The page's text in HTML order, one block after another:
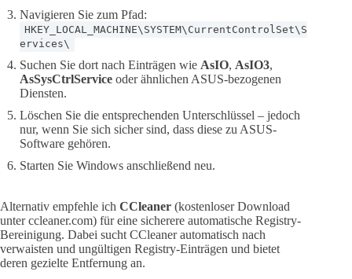
Navigieren Sie zum Pfad:
HKEY_LOCAL_MACHINE\SYSTEM\CurrentControlSet\S
ervices\
Suchen Sie dort nach Einträgen wie AsIO, AsIO3,
AsSysCtrlService oder ähnlichen ASUS-bezogenen
Diensten.
Löschen Sie die entsprechenden Unterschlüssel – jedoch
nur, wenn Sie sich sicher sind, dass diese zu ASUS-
Software gehören.
Starten Sie Windows anschließend neu.
Alternativ empfehle ich CCleaner (kostenloser Download
unter ccleaner.com) für eine sicherere automatische Registry-
Bereinigung. Dabei sucht CCleaner automatisch nach
verwaisten und ungültigen Registry-Einträgen und bietet
deren gezielte Entfernung an.